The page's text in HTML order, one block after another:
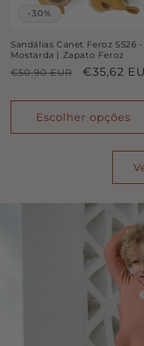
-30%
Sandálias Canet Feroz SS26 -
Mostarda | Zapato Feroz
Preço
€50,90 EUR
Preço
€35,62
Escolher opções